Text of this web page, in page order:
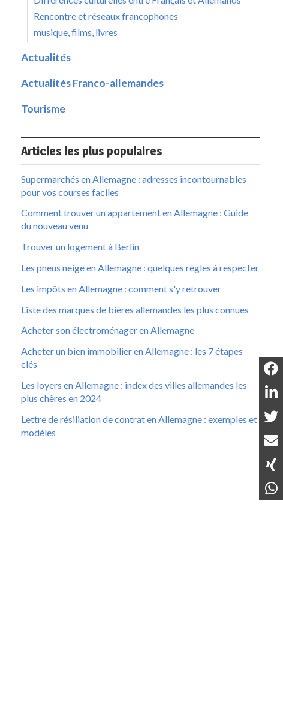
Rencontre et réseaux francophones
musique, films, livres
Actualités
Actualités Franco-allemandes
Tourisme
Articles les plus populaires
Supermarchés en Allemagne : adresses incontournables
pour vos courses faciles
Comment trouver un appartement en Allemagne : Guide
du nouveau venu
Trouver un logement à Berlin
Les pneus neige en Allemagne : quelques règles à respecter
Les impôts en Allemagne : comment s'y retrouver
Liste des marques de bières allemandes les plus connues
Acheter son électroménager en Allemagne
Acheter un bien immobilier en Allemagne : les 7 étapes
clés
Les loyers en Allemagne : index des villes allemandes les
plus chères en 2024
Lettre de résiliation de contrat en Allemagne : exemples et
modèles